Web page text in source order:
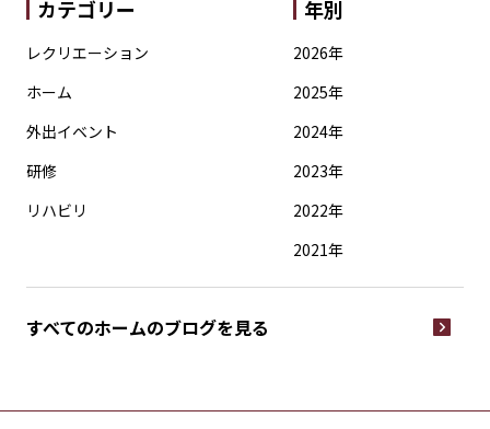
カテゴリー
レクリエーション
ホーム
外出イベント
研修
リハビリ
年別
2026年
2025年
2024年
2023年
2022年
2021年
すべてのホームのブログを見る